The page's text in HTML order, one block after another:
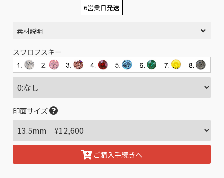
6営業日発送
素材説明
スワロフスキー
印面サイズ
ご購入手続きへ